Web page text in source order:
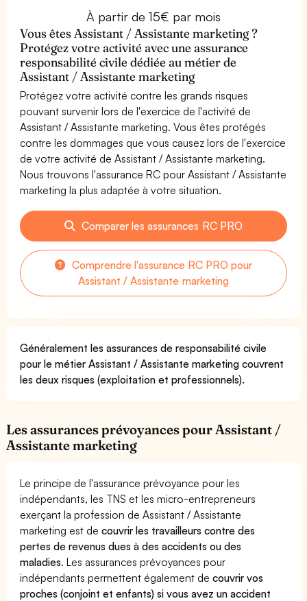
À partir de 15€ par mois
Vous êtes Assistant / Assistante marketing ?
Protégez votre activité avec une assurance
responsabilité civile dédiée au métier de
Assistant / Assistante marketing
Protégez votre activité contre les grands risques
pouvant survenir lors de l'exercice de l'activité de
Assistant / Assistante marketing. Vous êtes protégés
contre les dommages que vous causez lors de l'exercice
de votre activité de Assistant / Assistante marketing.
Nous trouvons l'assurance RC pour Assistant / Assistante
marketing la plus adaptée à votre situation.
Comparer les assurances RC PRO
Comprendre l'assurance RC PRO pour
Assistant / Assistante marketing
Généralement les assurances de responsabilité civile
pour le métier Assistant / Assistante marketing couvrent
les deux risques (exploitation et professionnels).
Les assurances prévoyances pour Assistant /
Assistante marketing
Le principe de l'assurance prévoyance pour les
indépendants, les TNS et les micro-entrepreneurs
exerçant la profession de Assistant / Assistante
marketing est decouvrir les travailleurs contre des
pertes de revenus dues à des accidents ou des
maladies. Les assurances prévoyances pour
indépendants permettent également decouvrir vos
proches (conjoint et enfants) si vous avez un accident